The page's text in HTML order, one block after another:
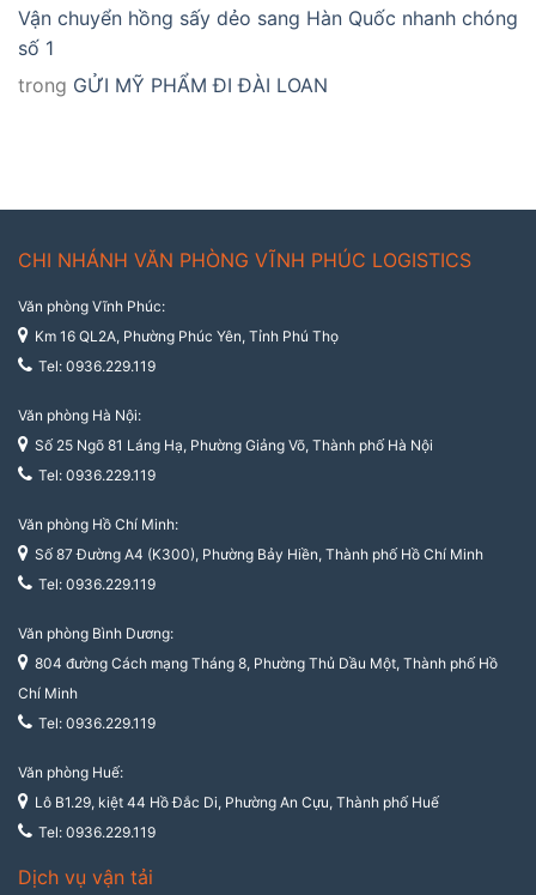
Vận chuyển hồng sấy dẻo sang Hàn Quốc nhanh chóng
số 1
trong GỬI MỸ PHẨM ĐI ĐÀI LOAN
CHI NHÁNH VĂN PHÒNG VĨNH PHÚC LOGISTICS
Văn phòng Vĩnh Phúc:
Km 16 QL2A, Phường Phúc Yên, Tỉnh Phú Thọ
Tel: 0936.229.119
Văn phòng Hà Nội:
Số 25 Ngõ 81 Láng Hạ, Phường Giảng Võ, Thành phố Hà Nội
Tel: 0936.229.119
Văn phòng Hồ Chí Minh:
Số 87 Đường A4 (K300), Phường Bảy Hiền, Thành phố Hồ Chí Minh
Tel: 0936.229.119
Văn phòng Bình Dương:
804 đường Cách mạng Tháng 8, Phường Thủ Dầu Một, Thành phố Hồ
Chí Minh
Tel: 0936.229.119
Văn phòng Huế:
Lô B1.29, kiệt 44 Hồ Đắc Di, Phường An Cựu, Thành phố Huế
Tel: 0936.229.119
Dịch vụ vận tải